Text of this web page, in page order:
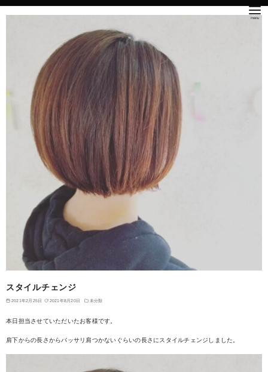
スタイルチェンジ
2021年2月25日 2021年8月20日 未分類
本日担当させていただいたお客様です。
肩下からの長さからバッサリ肩つかないぐらいの長さにスタイルチェンジしました。